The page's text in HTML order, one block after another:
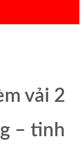
vải 2
– tinh